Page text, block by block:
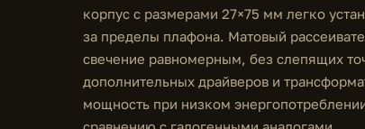
корпус с размерами 27×75 мм легко
за пределы плафона. Матовый
свечение равномерным, без слепящих
дополнительных драйверов и
мощность при низком